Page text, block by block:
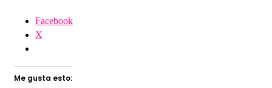
Facebook
X
Me gusta esto: